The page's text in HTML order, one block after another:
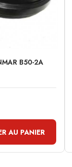
B50-2A
AU PANIER